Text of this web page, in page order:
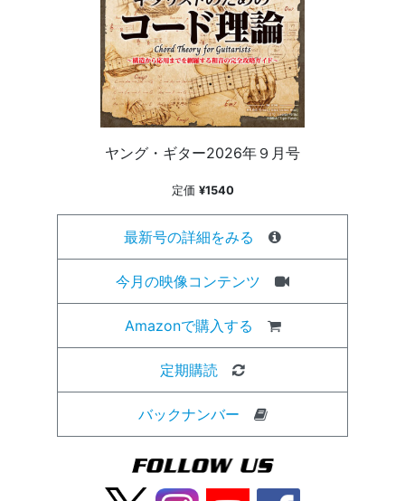
ヤング・ギター2026年９月号
定価 ¥1540
最新号の詳細をみる
今月の映像コンテンツ
Amazonで購入する
定期購読
バックナンバー